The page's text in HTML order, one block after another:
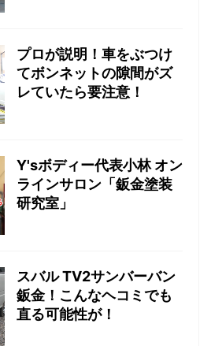
プロが説明！車をぶつけ
てボンネットの隙間がズ
レていたら要注意！
Y'sボディー代表小林 オン
ラインサロン「鈑金塗装
研究室」
スバル TV2サンバーバン
鈑金！こんなヘコミでも
直る可能性が！